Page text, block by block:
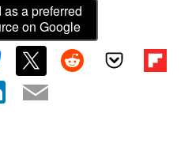
as a preferred
on Google